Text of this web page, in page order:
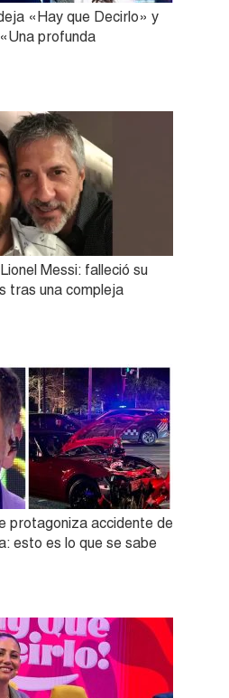
«Hay que Decirlo» y
profunda
Messi: falleció su
tras una compleja
protagoniza accidente de
esto es lo que se sabe